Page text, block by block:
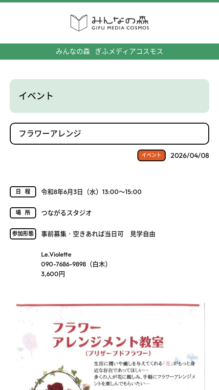
みんなの森 ぎふメディアコスモス
イベント
フラワーアレンジ
イベント 2026/04/08
日程 令和8年6月3日（水）13:00～15:00
場所 つながるスタジオ
参加形態 事前募集・空きあれば当日可 見学自由
Le.Violette
090-7686-9898（白木）
3,600円